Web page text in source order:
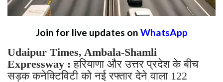
Join for live updates on WhatsApp
Udaipur Times, Ambala-Shamli
Expressway :हरियाणा और उत्तर प्रदेश के बीच
सड़क कनेक्टिविटी को नई रफ्तार देने वाला 122